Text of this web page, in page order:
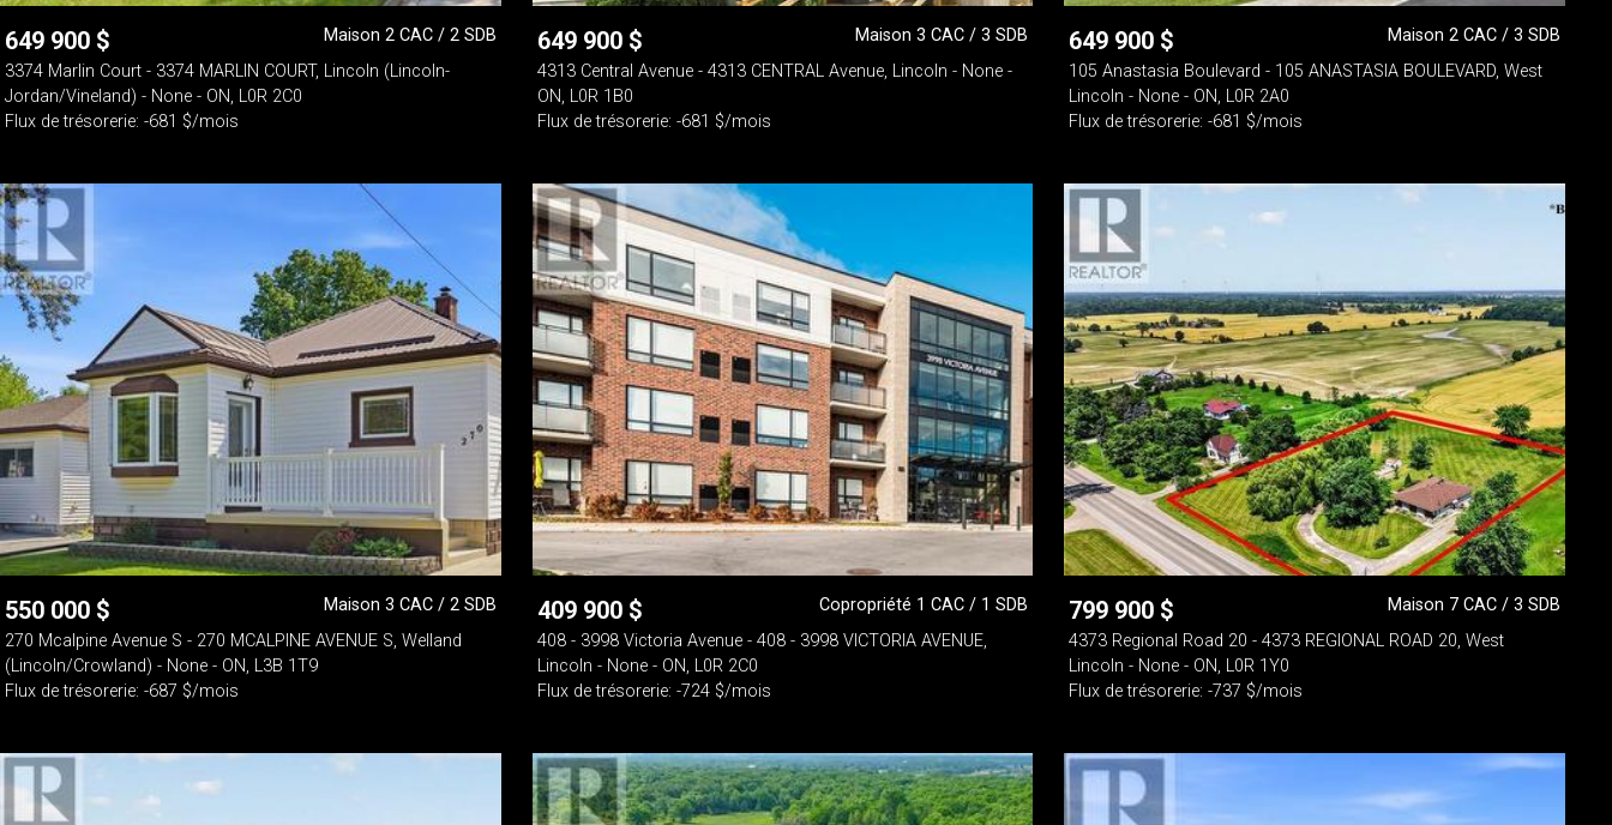
649 900 $
Maison 2 CAC / 2 SDB
3374 Marlin Court - 3374 MARLIN COURT, Lincoln (Lincoln-
Jordan/Vineland) - None - ON, L0R 2C0
Flux de trésorerie: -681 $/mois
649 900 $
Maison 3 CAC / 3 SDB
4313 Central Avenue - 4313 CENTRAL Avenue, Lincoln - None -
ON, L0R 1B0
Flux de trésorerie: -681 $/mois
649 900 $
Maison 2 CAC / 3 SDB
105 Anastasia Boulevard - 105 ANASTASIA BOULEVARD, West
Lincoln - None - ON, L0R 2A0
Flux de trésorerie: -681 $/mois
550 000 $
Maison 3 CAC / 2 SDB
270 Mcalpine Avenue S - 270 MCALPINE AVENUE S, Welland
(Lincoln/Crowland) - None - ON, L3B 1T9
Flux de trésorerie: -687 $/mois
409 900 $
Copropriété 1 CAC / 1 SDB
408 - 3998 Victoria Avenue - 408 - 3998 VICTORIA AVENUE,
Lincoln - None - ON, L0R 2C0
Flux de trésorerie: -724 $/mois
799 900 $
Maison 7 CAC / 3 SDB
4373 Regional Road 20 - 4373 REGIONAL ROAD 20, West
Lincoln - None - ON, L0R 1Y0
Flux de trésorerie: -737 $/mois